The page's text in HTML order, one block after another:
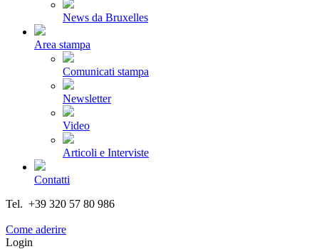
News da Bruxelles
Area stampa
Comunicati stampa
Newsletter
Video
Articoli e Interviste
Contatti
Tel. +39 320 57 80 986
Come aderire
Login